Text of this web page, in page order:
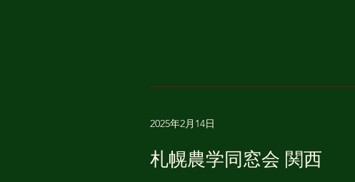
2025年2月14日
札幌農学同窓会 関西